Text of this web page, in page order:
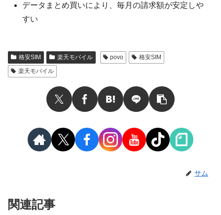
データまとめ買いにより、毎月の請求額が安定しや
すい
格安SIM 楽天モバイル povo
格安SIM
楽天モバイル
サム
関連記事